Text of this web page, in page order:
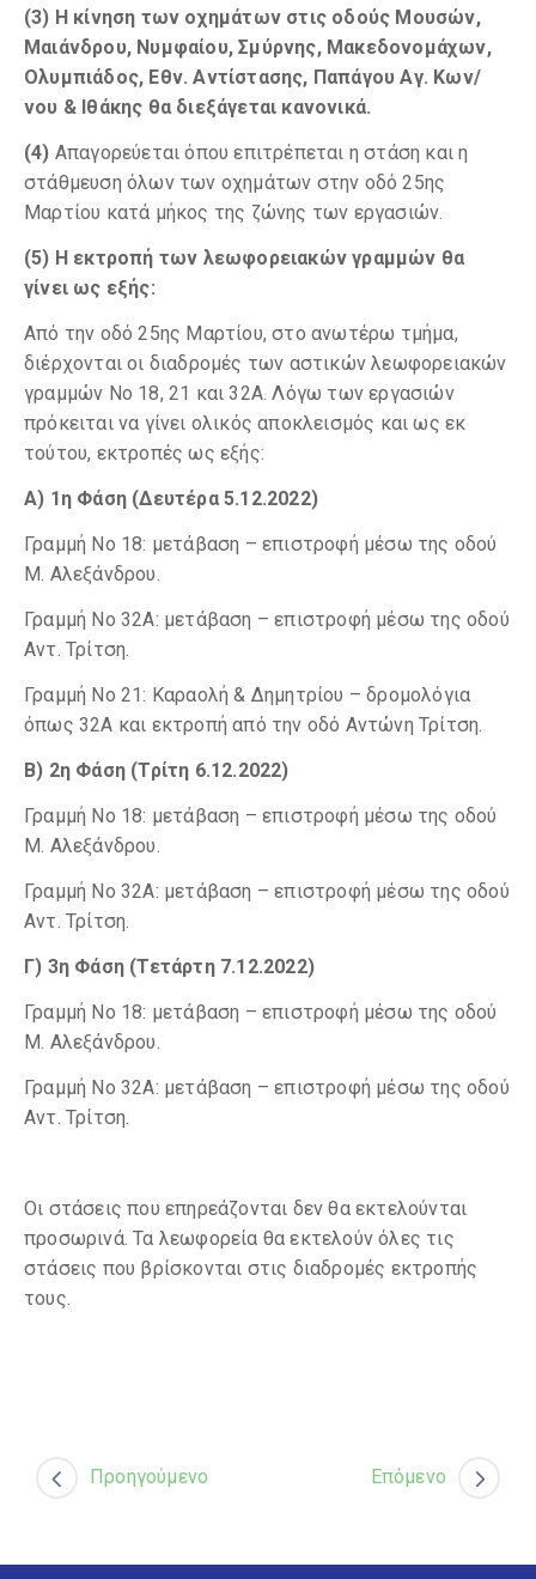
(3) Η κίνηση των οχημάτων στις οδούς Μουσών,
Μαιάνδρου, Νυμφαίου, Σμύρνης, Μακεδονομάχων,
Ολυμπιάδος, Εθν. Αντίστασης, Παπάγου Αγ. Κων/
νου & Ιθάκης θα διεξάγεται κανονικά.
(4) Απαγορεύεται όπου επιτρέπεται η στάση και η
στάθμευση όλων των οχημάτων στην οδό 25ης
Μαρτίου κατά μήκος της ζώνης των εργασιών.
(5) Η εκτροπή των λεωφορειακών γραμμών θα
γίνει ως εξής:
Από την οδό 25ης Μαρτίου, στο ανωτέρω τμήμα,
διέρχονται οι διαδρομές των αστικών λεωφορειακών
γραμμών Νο 18, 21 και 32Α. Λόγω των εργασιών
πρόκειται να γίνει ολικός αποκλεισμός και ως εκ
τούτου, εκτροπές ως εξής:
Α) 1η Φάση (Δευτέρα 5.12.2022)
Γραμμή Νο 18: μετάβαση – επιστροφή μέσω της οδού
Μ. Αλεξάνδρου.
Γραμμή Νο 32Α: μετάβαση – επιστροφή μέσω της οδού
Αντ. Τρίτση.
Γραμμή Νο 21: Καραολή & Δημητρίου – δρομολόγια
όπως 32Α και εκτροπή από την οδό Αντώνη Τρίτση.
Β) 2η Φάση (Τρίτη 6.12.2022)
Γραμμή Νο 18: μετάβαση – επιστροφή μέσω της οδού
Μ. Αλεξάνδρου.
Γραμμή Νο 32Α: μετάβαση – επιστροφή μέσω της οδού
Αντ. Τρίτση.
Γ) 3η Φάση (Τετάρτη 7.12.2022)
Γραμμή Νο 18: μετάβαση – επιστροφή μέσω της οδού
Μ. Αλεξάνδρου.
Γραμμή Νο 32Α: μετάβαση – επιστροφή μέσω της οδού
Αντ. Τρίτση.
Οι στάσεις που επηρεάζονται δεν θα εκτελούνται
προσωρινά. Τα λεωφορεία θα εκτελούν όλες τις
στάσεις που βρίσκονται στις διαδρομές εκτροπής
τους.
Προηγούμενο Επόμενο